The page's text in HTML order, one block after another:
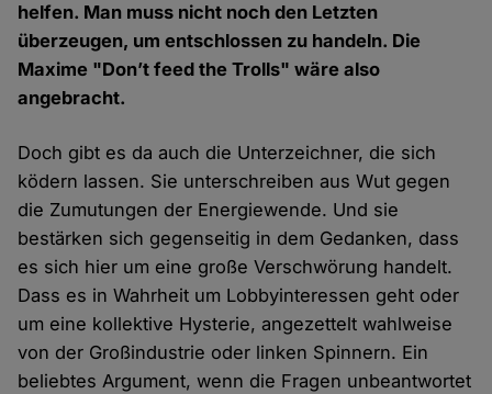
helfen. Man muss nicht noch den Letzten
überzeugen, um entschlossen zu handeln. Die
Maxime "Don’t feed the Trolls" wäre also
angebracht.
Doch gibt es da auch die Unterzeichner, die sich
ködern lassen. Sie unterschreiben aus Wut gegen
die Zumutungen der Energiewende. Und sie
bestärken sich gegenseitig in dem Gedanken, dass
es sich hier um eine große Verschwörung handelt.
Dass es in Wahrheit um Lobbyinteressen geht oder
um eine kollektive Hysterie, angezettelt wahlweise
von der Großindustrie oder linken Spinnern. Ein
beliebtes Argument, wenn die Fragen unbeantwortet